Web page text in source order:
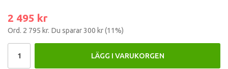
2 495 kr
Ord. 2 795 kr. Du sparar300 kr(11%)
LÄGG I VARUKORGEN